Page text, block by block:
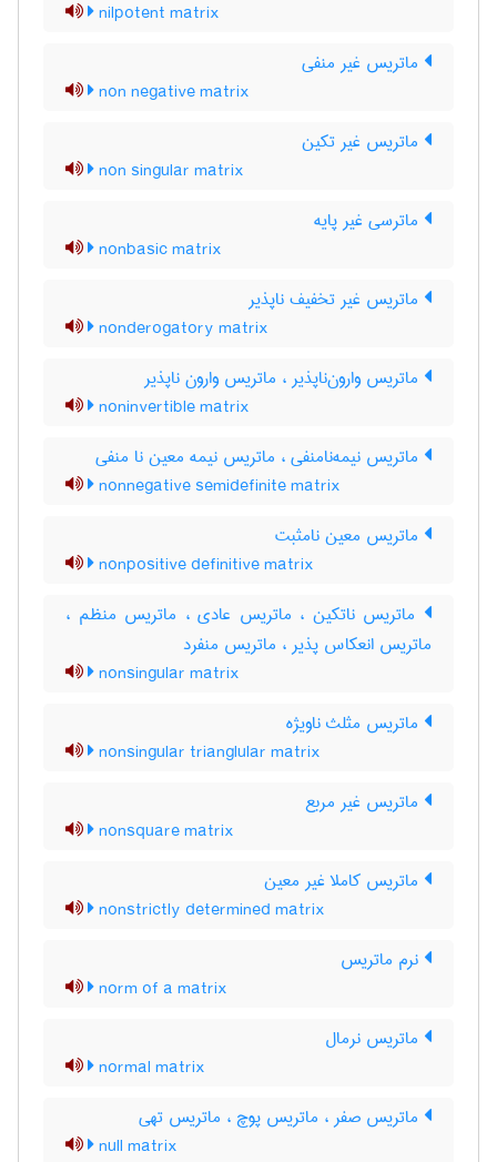
nilpotent matrix
ماتریس غیر منفی
non negative matrix
ماتریس غیر تکین
non singular matrix
ماترسی غیر پایه
nonbasic matrix
ماتریس غیر تخفیف ناپذیر
nonderogatory matrix
ماتریس وارون‌ناپذیر ، ماتریس وارون ناپذیر
noninvertible matrix
ماتریس نیمه‌نامنفی ، ماتریس نیمه معین نا منفی
nonnegative semidefinite matrix
ماتریس معین نامثبت
nonpositive definitive matrix
ماتریس ناتکین ، ماتریس عادی ، ماتریس منظم ،
ماتریس انعکاس پذیر ، ماتریس منفرد
nonsingular matrix
ماتریس مثلث ناویژه
nonsingular trianglular matrix
ماتریس غیر مربع
nonsquare matrix
ماتریس کاملا غیر معین
nonstrictly determined matrix
نرم ماتریس
norm of a matrix
ماتریس نرمال
normal matrix
ماتریس صفر ، ماتریس پوچ ، ماتریس تهی
null matrix